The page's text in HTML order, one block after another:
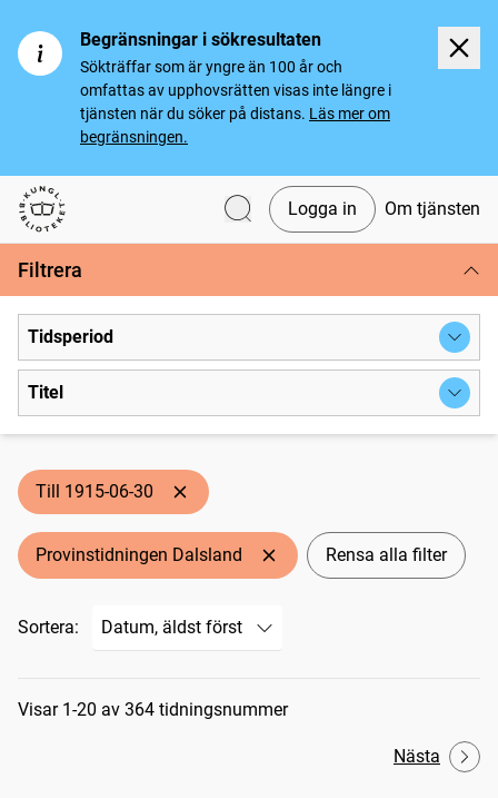
Begränsningar i sökresultaten
Sökträffar som är yngre än 100 år och
omfattas av upphovsrätten visas inte längre i
tjänsten när du söker på distans. Läs mer om
begränsningen.
Svenska tidningar
Logga in Om tjänsten
Filtrera
Tidsperiod
Titel
Till 1915-06-30
Provinstidningen Dalsland Rensa alla filter
Sortera:
Sökresultat
Visar 1-20 av 364 tidningsnummer
Nästa